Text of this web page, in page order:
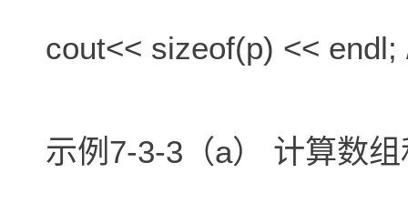
cout<< sizeof(p) << endl;
示例7-3-3（a） 计算数